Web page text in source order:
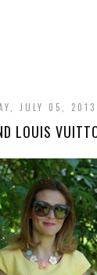
JULY 05, 2013
LOUIS